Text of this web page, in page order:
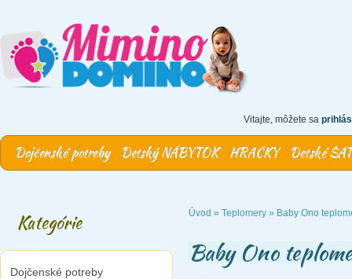
Vitajte, môžete sa
Dojčenské potreby Detský NÁBYTOK HRAČKY Detské
Kategórie
Dojčenské potreby
Úvod » Teplomery » Baby Ono
Baby Ono